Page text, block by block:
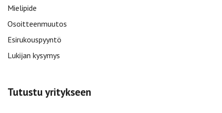
Mielipide
Osoitteenmuutos
Esirukouspyyntö
Lukijan kysymys
Tutustu yritykseen